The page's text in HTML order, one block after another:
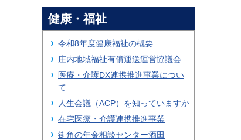
健康・福祉
令和8年度健康福祉の概要
庄内地域福祉有償運送運営協議会
医療・介護DX連携推進事業につい
て
人生会議（ACP）を知っていますか
在宅医療・介護連携推進事業
街角の年金相談センター酒田